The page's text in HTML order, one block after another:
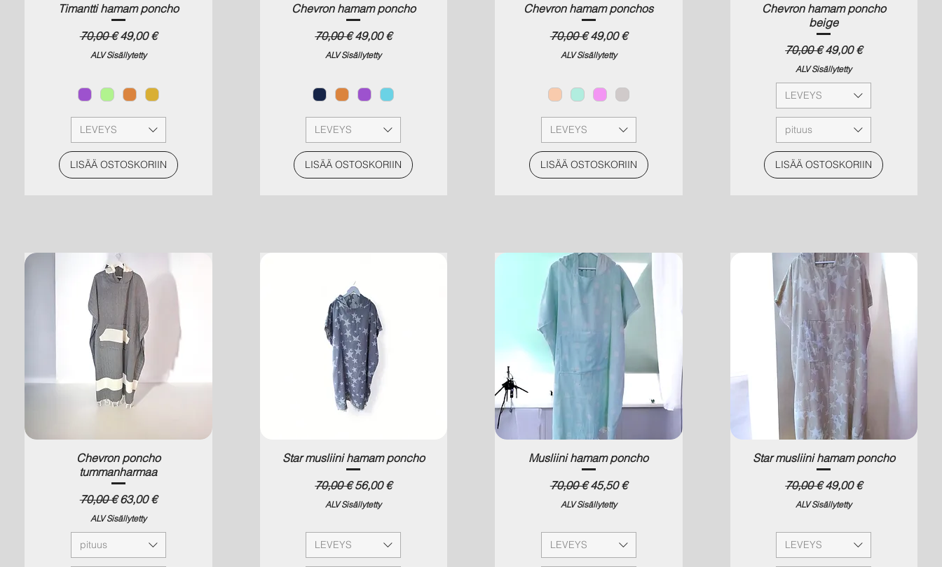
Timantti hamam poncho
Normaali hinta
70,00 €Alehinta
49,00 €
ALV Sisällytetty
LEVEYS
LISÄÄ OSTOSKORIIN
Chevron hamam poncho
Normaali hinta
70,00 € Alehinta
49,00 €
ALV Sisällytetty
LEVEYS
LISÄÄ OSTOSKORIIN
Chevron hamam ponchos
Normaali hinta
70,00 €Alehinta
49,00 €
ALV Sisällytetty
LEVEYS
LISÄÄ OSTOSKORIIN
Chevron hamam poncho
beige
Normaali hinta
70,00 € Alehinta
49,00 €
ALV Sisällytetty
LEVEYS
pituus
LISÄÄ OSTOSKORIIN
Chevron poncho
tummanharmaa
Normaali hinta
70,00 €Alehinta
63,00 €
ALV Sisällytetty
pituus
Star musliini hamam poncho
Normaali hinta
70,00 € Alehinta
56,00 €
ALV Sisällytetty
LEVEYS
Musliini hamam poncho
Normaali hinta
70,00 €Alehinta
45,50 €
ALV Sisällytetty
LEVEYS
Star musliini hamam poncho
Normaali hinta
70,00 € Alehinta
49,00 €
ALV Sisällytetty
LEVEYS